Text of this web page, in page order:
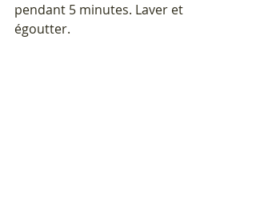
pendant 5 minutes. Laver et
égoutter.